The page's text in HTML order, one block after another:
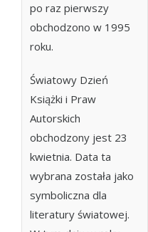
po raz pierwszy
obchodzono w 1995
roku.
Światowy Dzień
Książki i Praw
Autorskich
obchodzony jest 23
kwietnia. Data ta
wybrana została jako
symboliczna dla
literatury światowej.